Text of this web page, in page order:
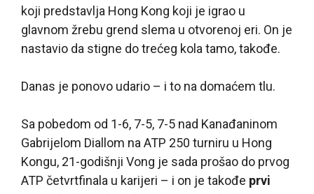
koji predstavlja Hong Kong koji je igrao u
glavnom žrebu grend slema u otvorenoj eri. On je
nastavio da stigne do trećeg kola tamo, takođe.
Danas je ponovo udario – i to na domaćem tlu.
Sa pobedom od 1-6, 7-5, 7-5 nad Kanađaninom
Gabrijelom Diallom na ATP 250 turniru u Hong
Kongu, 21-godišnji Vong je sada prošao do prvog
ATP četvrtfinala u karijeri – i on je takođe prvi